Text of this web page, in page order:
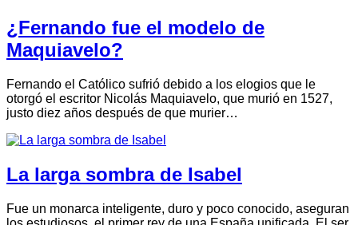
¿Fernando fue el modelo de
Maquiavelo?
Fernando el Católico sufrió debido a los elogios que le
otorgó el escritor Nicolás Maquiavelo, que murió en 1527,
justo diez años después de que murier…
La larga sombra de Isabel
Fue un monarca inteligente, duro y poco conocido, aseguran